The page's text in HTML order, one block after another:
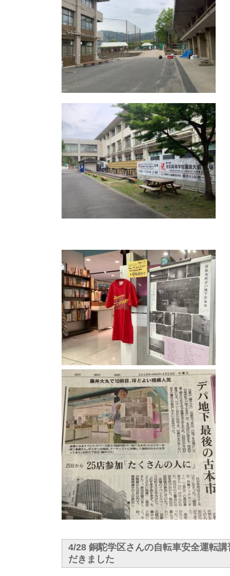
4/28 銅駝学区さんの自転車安全運転
だきました